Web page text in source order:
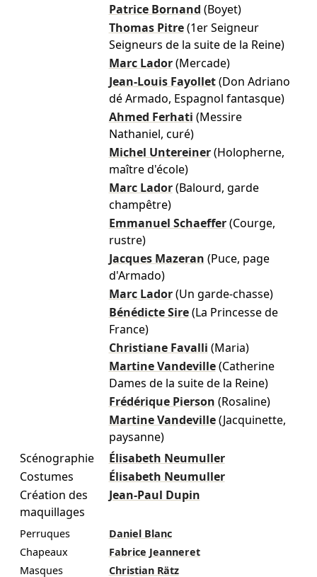
Patrice Bornand (Boyet)
Thomas Pitre (1er Seigneur
Seigneurs de la suite de la Reine)
Marc Lador (Mercade)
Jean-Louis Fayollet (Don Adriano
dé Armado, Espagnol fantasque)
Ahmed Ferhati (Messire
Nathaniel, curé)
Michel Untereiner (Holopherne,
maître d'école)
Marc Lador (Balourd, garde
champêtre)
Emmanuel Schaeffer (Courge,
rustre)
Jacques Mazeran (Puce, page
d'Armado)
Marc Lador (Un garde-chasse)
Bénédicte Sire (La Princesse de
France)
Christiane Favalli (Maria)
Martine Vandeville (Catherine
Dames de la suite de la Reine)
Frédérique Pierson (Rosaline)
Martine Vandeville (Jacquinette,
paysanne)
Scénographie
Élisabeth Neumuller
Costumes
Élisabeth Neumuller
Création des
maquillages
Jean-Paul Dupin
Perruques
Daniel Blanc
Chapeaux
Fabrice Jeanneret
Masques
Christian Rätz